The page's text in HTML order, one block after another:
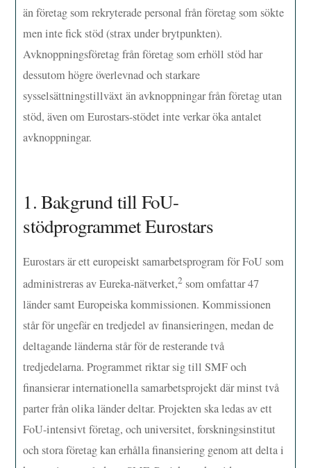
än företag som rekryterade personal från företag som sökte
men inte fick stöd (strax under brytpunkten).
Avknoppningsföretag från företag som erhöll stöd har
dessutom högre överlevnad och starkare
sysselsättningstillväxt än avknoppningar från företag utan
stöd, även om Eurostars-stödet inte verkar öka antalet
avknoppningar.
1. Bakgrund till FoU-
stödprogrammet Eurostars
Eurostars är ett europeiskt samarbetsprogram för FoU som
administreras av Eureka-nätverket,2 som omfattar 47
länder samt Europeiska kommissionen. Kommissionen
står för ungefär en tredjedel av finansieringen, medan de
deltagande länderna står för de resterande två
tredjedelarna. Programmet riktar sig till SMF och
finansierar internationella samarbetsprojekt där minst två
parter från olika länder deltar. Projekten ska ledas av ett
FoU-intensivt företag, och universitet, forskningsinstitut
och stora företag kan erhålla finansiering genom att delta i